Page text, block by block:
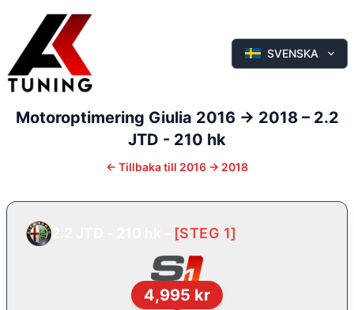
SVENSKA
Motoroptimering Giulia 2016 -> 2018– 2.2
JTD - 210 hk
← Tillbaka till 2016 -> 2018
[STEG 1]
4,995 kr